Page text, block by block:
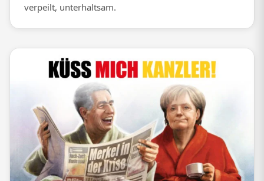
verpeilt, unterhaltsam.